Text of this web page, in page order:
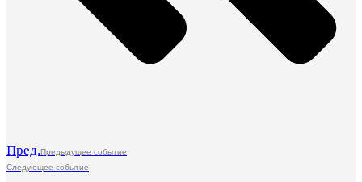
Пред.Предыдущее событие
Следующее событие